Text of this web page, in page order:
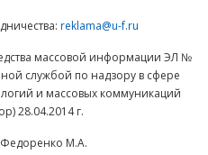
reklama@u-f.ru
массовой информации ЭЛ №
службой по надзору в сфере
и массовых коммуникаций
28.04.2014 г.
Федоренко М.А.